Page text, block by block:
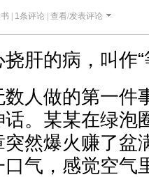
| 1条评论 | 查看/发表评论
肝的病，叫作“
人做的第一件
。某某在绿泡
然爆火赚了盆
气，感觉空气